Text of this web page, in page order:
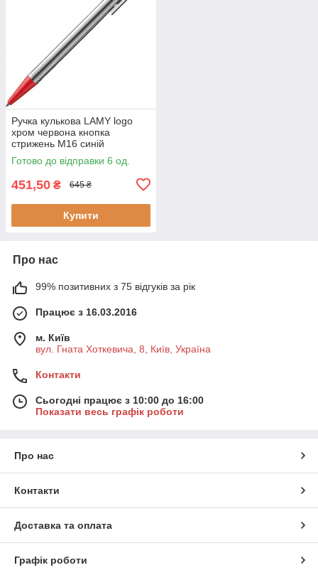
Ручка кулькова LAMY logo
хром червона кнопка
стрижень M16 синій
(4000844)
Готово до відправки 6 од.
451,50 ₴ 645 ₴
Купити
Про нас
99% позитивних з 75 відгуків за рік
Працює з 16.03.2016
м. Київ
вул. Гната Хоткевича, 8, Київ, Україна
Контакти
Сьогодні працює з 10:00 до 16:00
Показати весь графік роботи
Про нас
Контакти
Доставка та оплата
Графік роботи